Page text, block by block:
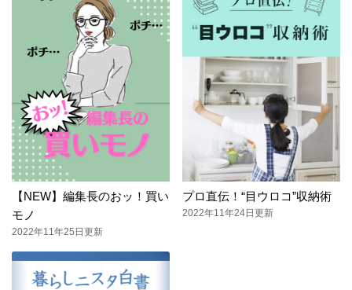
【NEW】編集長のおッ！買い
モノ
2022年11年25日更新
プロ直伝！“目ウロコ”収納術
2022年11年24日更新